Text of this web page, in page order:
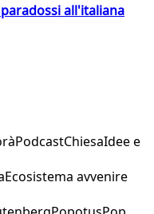
all'italiana
PodcastChiesaIdee e
Ecosistema avvenire